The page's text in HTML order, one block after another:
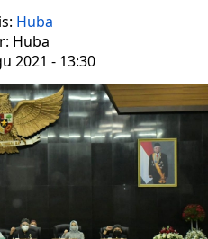
Huba
Huba
2021 - 13:30